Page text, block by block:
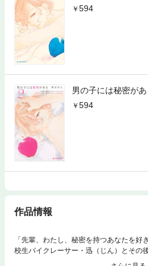
594
男の子には秘密があ
594
作品情報
「先輩、わたし、秘密を持つあなたを
校生バイクレーサー・迅（じん）とその
よクライマックスへ――。スペイン選手